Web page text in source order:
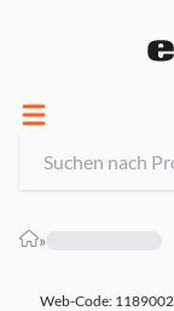
»
Web-Code: